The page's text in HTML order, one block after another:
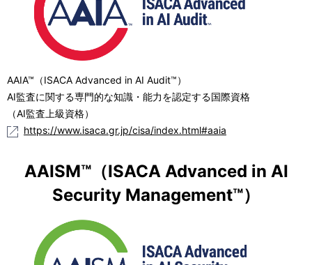
AAIA™（ISACA Advanced in AI Audit™）
AI監査に関する専門的な知識・能力を認定する国際資格
（AI監査上級資格）
https://www.isaca.gr.jp/cisa/index.html#aaia
AAISM™（ISACA Advanced in AI
Security Management™）